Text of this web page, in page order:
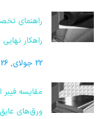
راهنمای
راهکار
22 جولای, 2026
مقایسه
ورق‌های